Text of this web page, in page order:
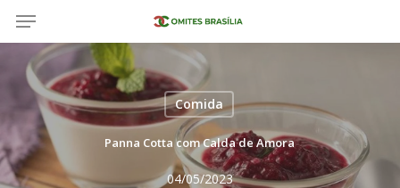
contenuto
principale
Menu
Comida
Panna Cotta com Calda de Amora
04/05/2023